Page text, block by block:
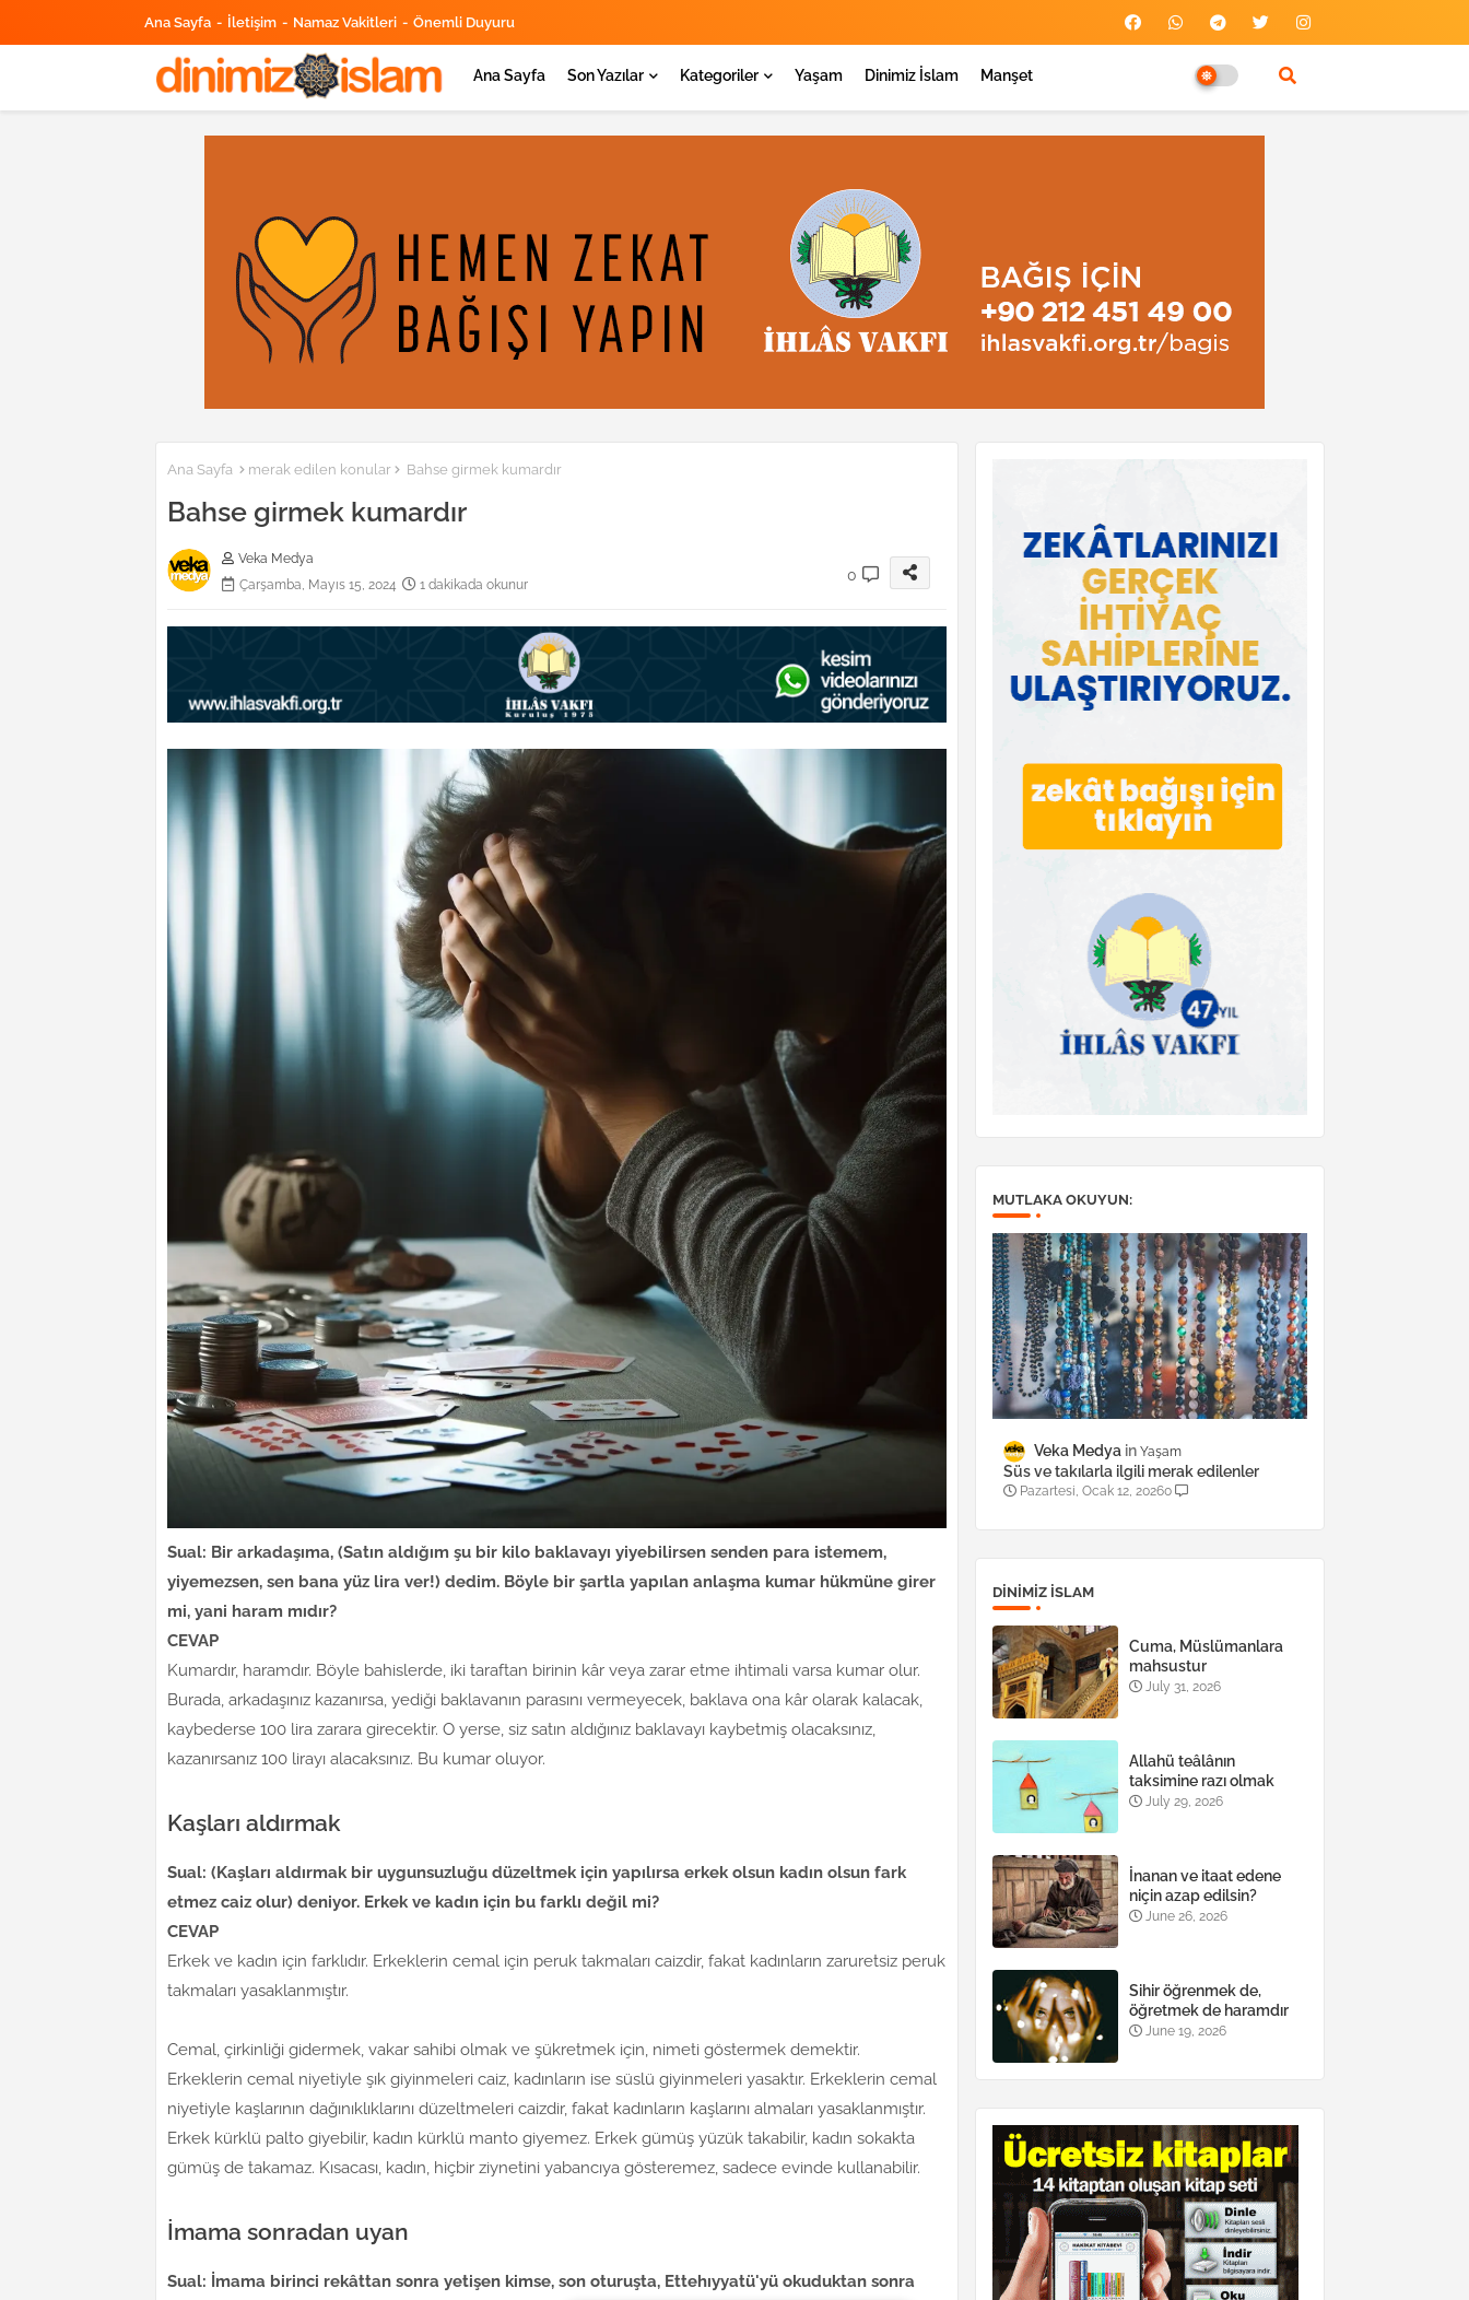
Ana Sayfa İletişim Namaz Vakitleri Önemli Duyuru
Ana Sayfa Son Yazılar Kategoriler Yaşam Dinimiz İslam Manşet
Ana Sayfa merak edilen konular Bahse girmek kumardır
Bahse girmek kumardır
Veka Medya
Çarşamba, Mayıs 15, 2024
1 dakikada okunur
0
Sual: Bir arkadaşıma, (Satın aldığım şu bir kilo baklavayı yiyebilirsen senden para istemem,
yiyemezsen, sen bana yüz lira ver!) dedim. Böyle bir şartla yapılan anlaşma kumar hükmüne girer
mi, yani haram mıdır?
CEVAP
Kumardır, haramdır. Böyle bahislerde, iki taraftan birinin kâr veya zarar etme ihtimali varsa kumar olur.
Burada, arkadaşınız kazanırsa, yediği baklavanın parasını vermeyecek, baklava ona kâr olarak kalacak,
kaybederse 100 lira zarara girecektir. O yerse, siz satın aldığınız baklavayı kaybetmiş olacaksınız,
kazanırsanız 100 lirayı alacaksınız. Bu kumar oluyor.
Kaşları aldırmak
Sual: (Kaşları aldırmak bir uygunsuzluğu düzeltmek için yapılırsa erkek olsun kadın olsun fark
etmez caiz olur) deniyor. Erkek ve kadın için bu farklı değil mi?
CEVAP
Erkek ve kadın için farklıdır. Erkeklerin cemal için peruk takmaları caizdir, fakat kadınların zaruretsiz peruk
takmaları yasaklanmıştır.
Cemal, çirkinliği gidermek, vakar sahibi olmak ve şükretmek için, nimeti göstermek demektir.
Erkeklerin cemal niyetiyle şık giyinmeleri caiz, kadınların ise süslü giyinmeleri yasaktır. Erkeklerin cemal
niyetiyle kaşlarının dağınıklıklarını düzeltmeleri caizdir, fakat kadınların kaşlarını almaları yasaklanmıştır.
Erkek kürklü palto giyebilir, kadın kürklü manto giyemez. Erkek gümüş yüzük takabilir, kadın sokakta
gümüş de takamaz. Kısacası, kadın, hiçbir ziynetini yabancıya gösteremez, sadece evinde kullanabilir.
İmama sonradan uyan
Sual: İmama birinci rekâttan sonra yetişen kimse, son oturuşta, Ettehıyyatü'yü okuduktan sonra
MUTLAKA OKUYUN:
Veka Medya Yaşam
Süs ve takılarla ilgili merak edilenler
Pazartesi, Ocak 12, 20260
DINIMIZ ISLAM
Cuma, Müslümanlara
mahsustur
July 31, 2026
Allahü teâlânın
taksimine razı olmak
July 29, 2026
İnanan ve itaat edene
niçin azap edilsin?
June 26, 2026
Sihir öğrenmek de,
öğretmek de haramdır
June 19, 2026